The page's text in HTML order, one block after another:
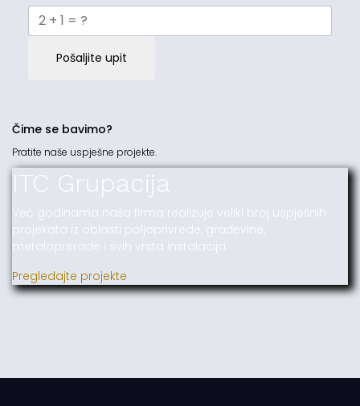
Pošaljite upit
Čime se bavimo?
Pratite naše uspješne projekte.
ITC Grupacija
Već godinama naša firma realizuje veliki broj uspješnih
projekata iz oblasti poljoprivrede, građevine,
metaloprerade i svih vrsta instalacija.
Pregledajte projekte